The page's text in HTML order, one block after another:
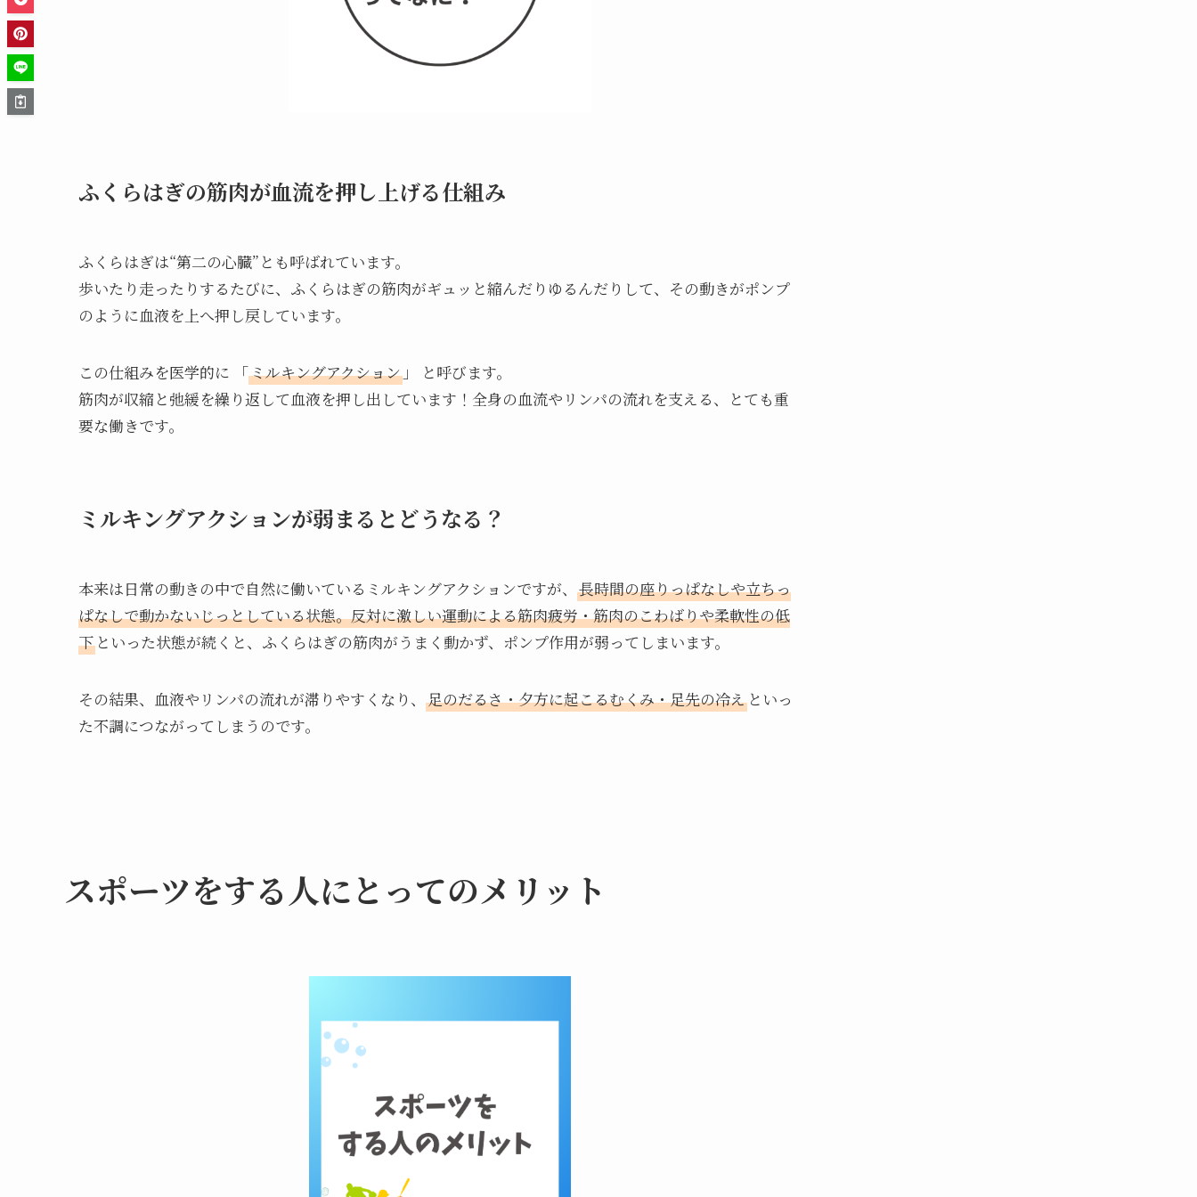
ふくらはぎの筋肉が血流を押し上げる仕組み
ふくらはぎは“第二の心臓”とも呼ばれています。
歩いたり走ったりするたびに、ふくらはぎの筋肉がギュッと縮んだりゆるんだりして、その動きがポンプ
のように血液を上へ押し戻しています。
この仕組みを医学的に 「ミルキングアクション 」 と呼びます。
筋肉が収縮と弛緩を繰り返して血液を押し出しています！全身の血流やリンパの流れを支える、とても重
要な働きです。
ミルキングアクションが弱まるとどうなる？
本来は日常の動きの中で自然に働いているミルキングアクションですが、 長時間の座りっぱなしや立ちっ
ぱなしで動かないじっとしている状態。反対に激しい運動による筋肉疲労・筋肉のこわばりや柔軟性の低
下 といった状態が続くと、ふくらはぎの筋肉がうまく動かず、ポンプ作用が弱ってしまいます。
その結果、血液やリンパの流れが滞りやすくなり、 足のだるさ・夕方に起こるむくみ・足先の冷え といっ
た不調につながってしまうのです。
スポーツをする人にとってのメリット